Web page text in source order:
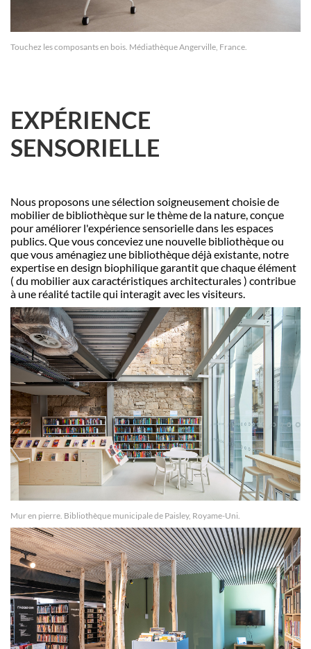
Touchez les composants en bois. Médiathèque Angerville, France.
EXPÉRIENCE
SENSORIELLE
Nous proposons une sélection soigneusement choisie de
mobilier de bibliothèquesur le thème de la nature, conçue
pour améliorer l'expérience sensorielle dans les espaces
publics. Que vous conceviez une nouvelle bibliothèque ou
que vous aménagiez une bibliothèque déjàexistante, notre
expertise en design biophilique garantit que chaque élément
( du mobilier aux caractéristiques architecturales ) contribue
à une réalité tactile qui interagit avec les visiteurs.
Mur en pierre. Bibliothèque municipale de Paisley, Royame-Uni.